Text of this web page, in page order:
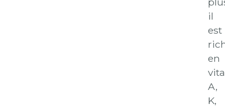
il
est
en
A,
K,